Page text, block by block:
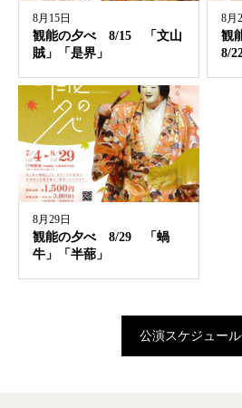
8月15日
観能の夕べ 8/15 「文山
賊」「是界」
8月
観
8/
8月29日
観能の夕べ 8/29 「蝸
牛」「半蔀」
公演スケジュー